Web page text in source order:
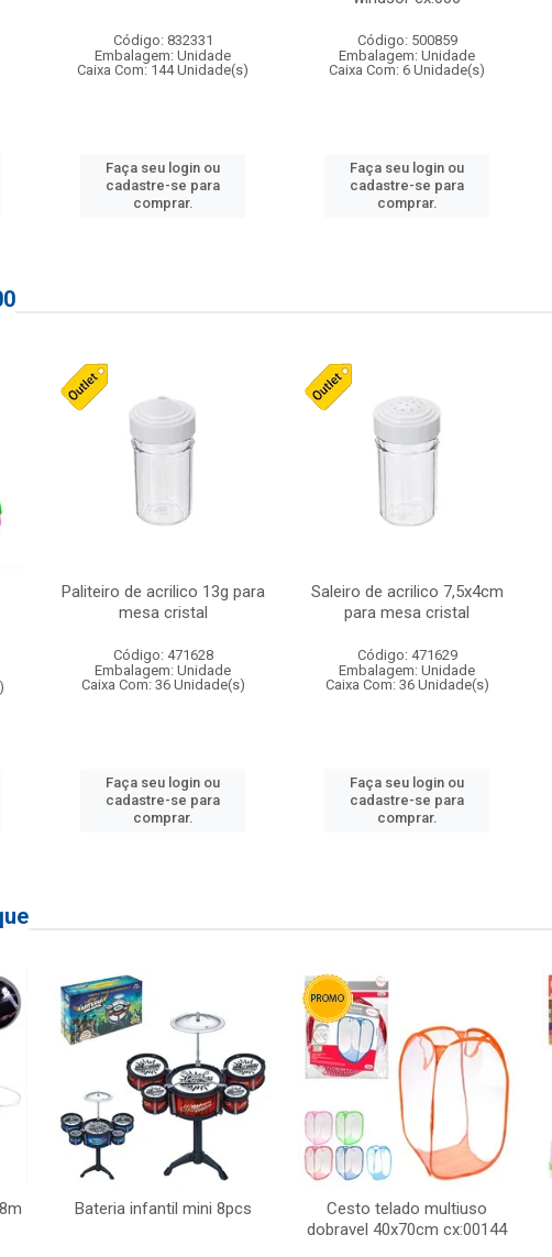
Código: 832331
Embalagem: Unidade
Caixa Com: 144 Unidade(s)
Faça seu login ou
cadastre-se para
comprar.
Código: 500859
Embalagem: Unidade
Caixa Com: 6 Unidade(s)
Faça seu login ou
cadastre-se para
comprar.
Paliteiro de acrilico 13g para
mesa cristal
Código: 471628
Embalagem: Unidade
Caixa Com: 36 Unidade(s)
Faça seu login ou
cadastre-se para
comprar.
Saleiro de acrilico 7,5x4cm
para mesa cristal
Código: 471629
Embalagem: Unidade
Caixa Com: 36 Unidade(s)
Faça seu login ou
cadastre-se para
comprar.
Bateria infantil mini 8pcs
Cesto telado multiuso
dobravel 40x70cm cx:00144